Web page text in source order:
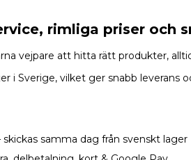
rimliga priser och
vejpare att hitta rätt produkter,
i Sverige, vilket ger snabb
skickas samma dag från svenskt lager